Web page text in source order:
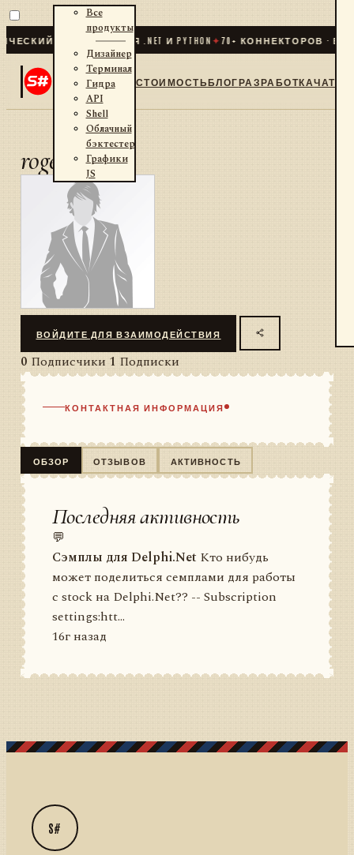
ТРЕЙДИНГ ДЛЯ .NET И PYTHON ✦70+ КОННЕКТОРОВ ·
Все
продукты
Дизайнер
Терминал
Гидра
API
Shell
Облачный
бэктестер
Графики
JS
СТОИМОСТЬБЛОГРАЗРАБОТКАЧАТ
roger
ВОЙДИТЕ ДЛЯ ВЗАИМОДЕЙСТВИЯ
0 Подписчики 1 Подписки
КОНТАКТНАЯ ИНФОРМАЦИЯ
ОБЗОР ОТЗЫВОВ АКТИВНОСТЬ
Последняя активность
💬
Сэмплы для Delphi.Net Кто нибудь
может поделиться семплами для работы
с stock на Delphi.Net?? -- Subscription
settings:htt...
16г назад
S#